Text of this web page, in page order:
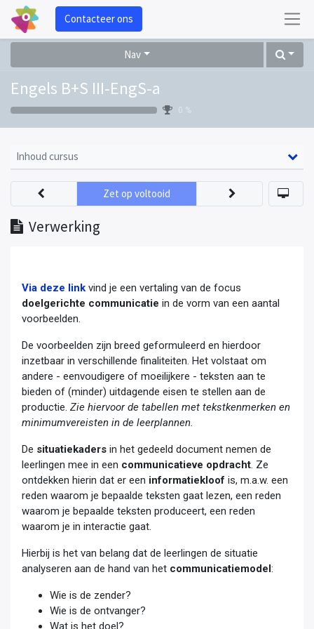
Contacteer ons
Nav
Engels B+S III-EngS-a
0 %
Inhoud cursus
Verwerking
Zet op voltooid
Via deze link vind je een vertaling van de focus
doelgerichte communicatie in de vorm van een aantal
voorbeelden.
De voorbeelden zijn breed geformuleerd en hierdoor
inzetbaar in verschillende finaliteiten. Het volstaat om
andere - eenvoudigere of moeilijkere - teksten aan te
bieden of (minder) uitdagende eisen te stellen aan de
productie.​ Zie hiervoor de tabellen met tekstkenmerken en
minimumvereisten in de leerplannen.
De situatiekaders in het gedeeld document nemen de
leerlingen mee in een communicatieve opdracht . Ze
ontdekken hierin dat er een informatiekloof is, m.a.w. een
reden waarom je bepaalde teksten gaat lezen, een reden
waarom je bepaalde teksten produceert, een reden
waarom je in interactie gaat. ​
Hierbij is het van belang dat de leerlingen de situatie
analyseren aan de hand van het communicatiemodel:​
Wie is de zender?
Wie is de ontvanger?
Wat is het doel?